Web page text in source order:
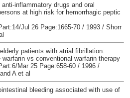
inflammatory drugs and oral
at high risk for hemorrhagic peptic
Jul 26 Page:1665-70 / 1993 / Shorr
patients with atrial fibrillation:
vs conventional warfarin therapy
Mar 25 Page:658-60 / 1996 /
A et al
bleeding associated with use of